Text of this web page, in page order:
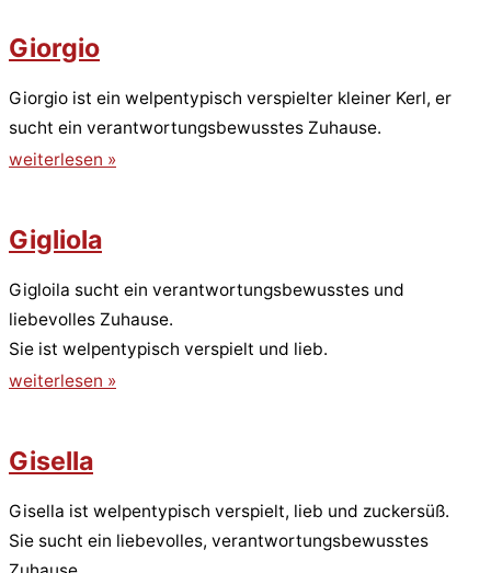
Giorgio
Giorgio ist ein welpentypisch verspielter kleiner Kerl, er
sucht ein verantwortungsbewusstes Zuhause.
weiterlesen »
Gigliola
Gigloila sucht ein verantwortungsbewusstes und
liebevolles Zuhause.
Sie ist welpentypisch verspielt und lieb.
weiterlesen »
Gisella
Gisella ist welpentypisch verspielt, lieb und zuckersüß.
Sie sucht ein liebevolles, verantwortungsbewusstes